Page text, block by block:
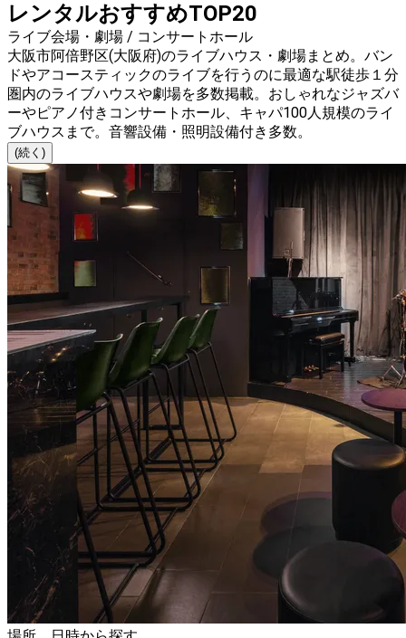
レンタルおすすめTOP20
ライブ会場・劇場 / コンサートホール
大阪市阿倍野区(大阪府)のライブハウス・劇場まとめ。バン
ドやアコースティックのライブを行うのに最適な駅徒歩１分
圏内のライブハウスや劇場を多数掲載。おしゃれなジャズバ
ーやピアノ付きコンサートホール、キャパ100人規模のライ
ブハウスまで。音響設備・照明設備付き多数。
(続く)